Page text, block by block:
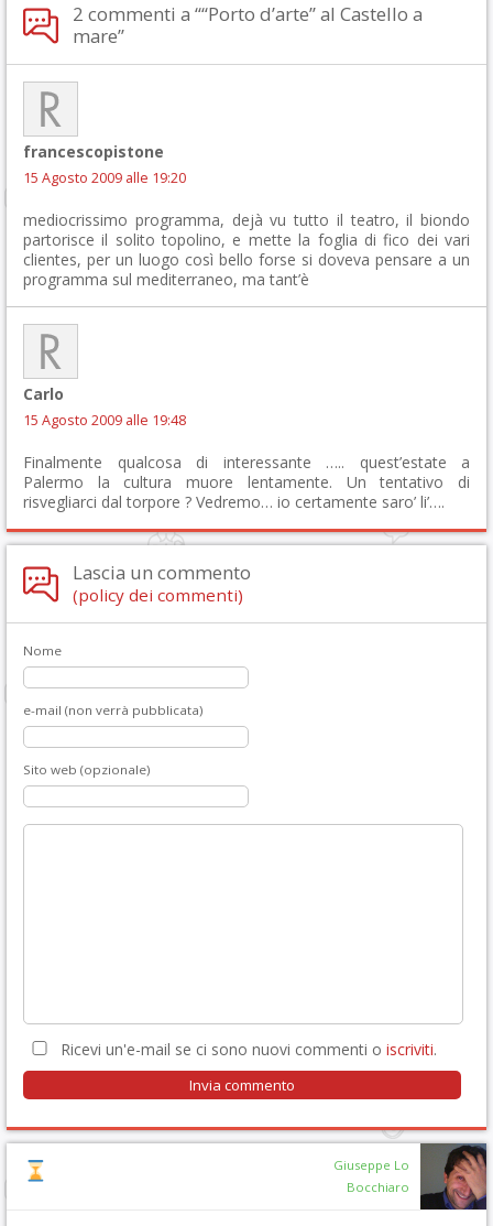
2 commenti a ““Porto d’arte” al Castello a
mare”
francescopistone
15 Agosto 2009 alle 19:20
mediocrissimo programma, dejà vu tutto il teatro, il biondo
partorisce il solito topolino, e mette la foglia di fico dei vari
clientes, per un luogo così bello forse si doveva pensare a un
programma sul mediterraneo, ma tant’è
Carlo
15 Agosto 2009 alle 19:48
Finalmente qualcosa di interessante ….. quest’estate a
Palermo la cultura muore lentamente. Un tentativo di
risvegliarci dal torpore ? Vedremo… io certamente saro’ li’….
Lascia un commento
(policy dei commenti)
Nome
e-mail (non verrà pubblicata)
Sito web (opzionale)
Ricevi un'e-mail se ci sono nuovi commenti o iscriviti.
Giuseppe Lo
Bocchiaro